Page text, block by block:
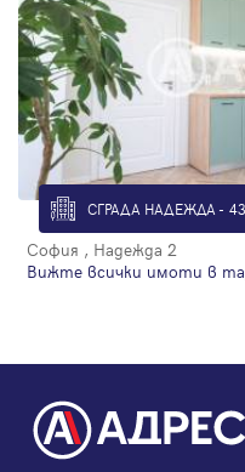
СГРАДА НАДЕЖДА - 43
София , Надежда 2
Вижте всички имоти в